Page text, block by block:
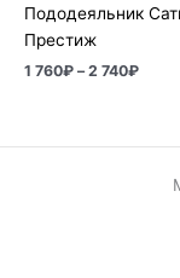
Пододеяльник
Престиж
1 760₽ – 2 740₽